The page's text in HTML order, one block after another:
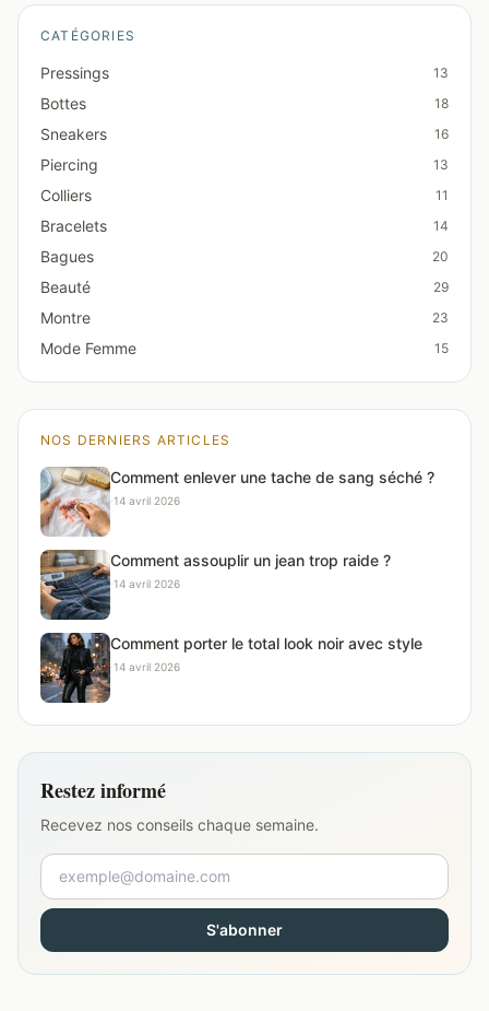
CATÉGORIES
Pressings 13
Bottes 18
Sneakers 16
Piercing 13
Colliers 11
Bracelets 14
Bagues 20
Beauté 29
Montre 23
Mode Femme 15
NOS DERNIERS ARTICLES
Comment enlever une tache de sang séché ?
·14 avril 2026
Comment assouplir un jean trop raide ?
·14 avril 2026
Comment porter le total look noir avec style
·14 avril 2026
Restez informé
Recevez nos conseils chaque semaine.
S'abonner